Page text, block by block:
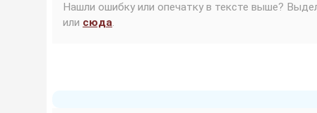
Нашли ошибку или опечатку в тексте выше?
или сюда.